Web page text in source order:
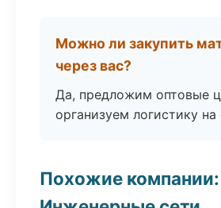
Можно ли закупить
через вас?
Да, предложим оптовые
организуем логистику на
Похожие компании: